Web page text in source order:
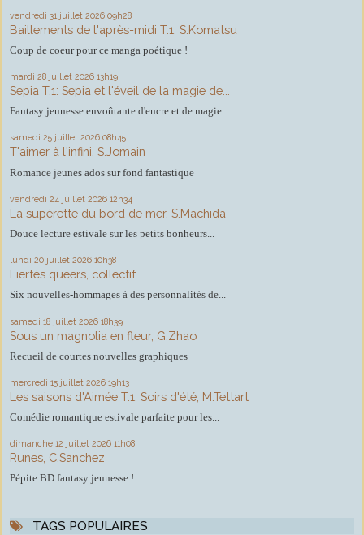
vendredi 31 juillet 2026 09h28
Baillements de l'après-midi T.1, S.Komatsu
Coup de coeur pour ce manga poétique !
mardi 28 juillet 2026 13h19
Sepia T.1: Sepia et l'éveil de la magie de...
Fantasy jeunesse envoûtante d'encre et de magie...
samedi 25 juillet 2026 08h45
T'aimer à l'infini, S.Jomain
Romance jeunes ados sur fond fantastique
vendredi 24 juillet 2026 12h34
La supérette du bord de mer, S.Machida
Douce lecture estivale sur les petits bonheurs...
lundi 20 juillet 2026 10h38
Fiertés queers, collectif
Six nouvelles-hommages à des personnalités de...
samedi 18 juillet 2026 18h39
Sous un magnolia en fleur, G.Zhao
Recueil de courtes nouvelles graphiques
mercredi 15 juillet 2026 19h13
Les saisons d'Aimée T.1: Soirs d'été, M.Tettart
Comédie romantique estivale parfaite pour les...
dimanche 12 juillet 2026 11h08
Runes, C.Sanchez
Pépite BD fantasy jeunesse !
TAGS POPULAIRES